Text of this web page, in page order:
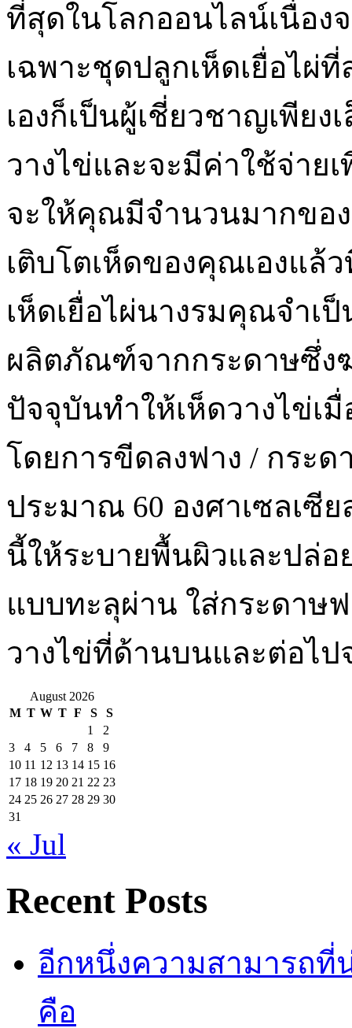
ที่สุดในโลกออนไลน์เนื่อ
เฉพาะชุดปลูกเห็ดเยื่อไ
เองก็เป็นผู้เชี่ยวชาญเพีย
วางไข่และจะมีค่าใช้จ่าย
จะให้คุณมีจำนวนมากขอ
เติบโตเห็ดของคุณเองแล้
เห็ดเยื่อไผ่นางรมคุณจำเ
ผลิตภัณฑ์จากกระดาษซึ่ง
ปัจจุบันทำให้เห็ดวางไข่เ
โดยการขีดลงฟาง / กระ
ประมาณ 60 องศาเซลเซี
นี้ให้ระบายพื้นผิวและปล่อ
แบบทะลุผ่าน ใส่กระดาษ
วางไข่ที่ด้านบนและต่อไป
August 2026
M T W T F S
S
1
2
3
4 5 6 7 8
9
10 11 12 13 14 15 16
17 18 19 20 21 22 23
24 25 26 27 28 29 30
31
« Jul
Recent Posts
อีกหนึ่งความสามารถที่
คือ